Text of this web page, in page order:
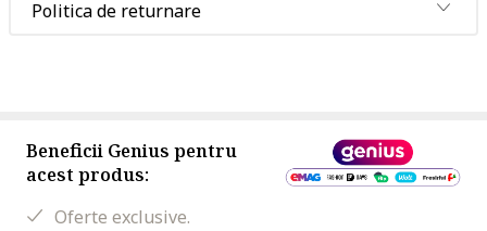
Politica de returnare
Beneficii Genius pentru
acest produs:
Oferte exclusive.